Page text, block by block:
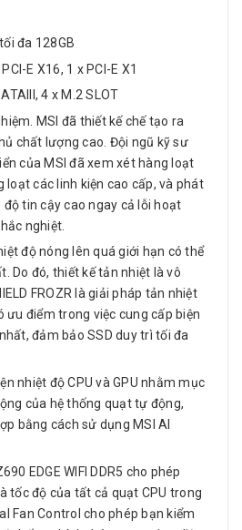
đa 128GB
E X16, 1 x PCI-E X1
4 x M.2 SLOT
MSI đã thiết kế chế tạo ra
chất lượng cao. Đội ngũ kỹ sư
của MSI đã xem xét hàng loạt
loạt các linh kiện cao cấp, và phát
tin cậy cao ngay cả lỗi hoạt
nghiệt.
độ nóng lên quá giới hạn có thể
Do đó, thiết kế tản nhiệt là vô
FROZR là giải pháp tản nhiệt
ưu điểm trong việc cung cấp biện
đảm bảo SSD duy trì tối đa
nhiệt độ CPU và GPU nhằm mục
của hệ thống quạt tự động,
bằng cách sử dụng MSI AI
EDGE WIFI DDR5 cho phép
tốc độ của tất cả quạt CPU trong
Fan Control cho phép bạn kiểm